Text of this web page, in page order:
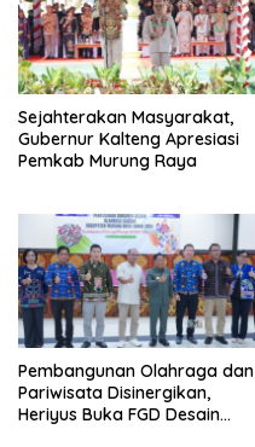
Sejahterakan Masyarakat,
Gubernur Kalteng Apresiasi
Pemkab Murung Raya
Pembangunan Olahraga dan
Pariwisata Disinergikan,
Heriyus Buka FGD Desain